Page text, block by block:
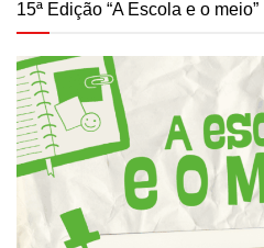
15ª Edição “A Escola e o meio”